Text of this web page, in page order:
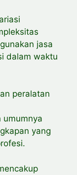
jasa
dalam waktu
peralatan
umumnya
yang